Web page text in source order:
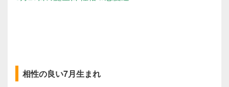
相性の良い7月生まれ